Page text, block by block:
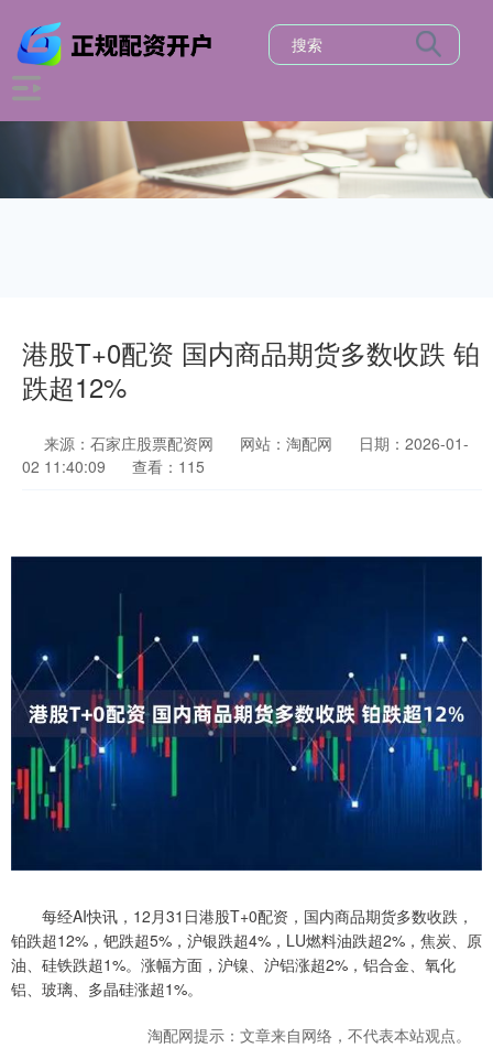
港股T+0配资 国内商品期货多数收跌 铂
跌超12%
来源：石家庄股票配资网 网站：淘配网
日期：2026-01-
02 11:40:09
查看：115
每经AI快讯，12月31日港股T+0配资，国内商品期货多数收跌，
铂跌超12%，钯跌超5%，沪银跌超4%，LU燃料油跌超2%，焦炭、原
油、硅铁跌超1%。涨幅方面，沪镍、沪铝涨超2%，铝合金、氧化
铝、玻璃、多晶硅涨超1%。
淘配网提示：文章来自网络，不代表本站观点。